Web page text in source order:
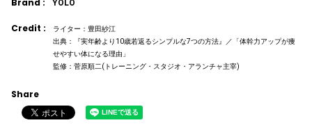
Brand : YOLO
Credit :
ライター：豊田紗江
出典：『実年齢より10歳若返るシンプルな7つの方法』／「体幹力アップが痩
せやすい体になる理由」
監修：菅原順二(トレーニング・スタジオ・アランチャ主宰)
Share